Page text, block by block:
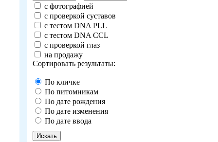
с фотографией
с проверкой суставов
с тестом DNA PLL
с тестом DNA CCL
с проверкой глаз
на продажу
Сортировать результаты:
По кличке
По питомникам
По дате рождения
По дате изменения
По дате ввода